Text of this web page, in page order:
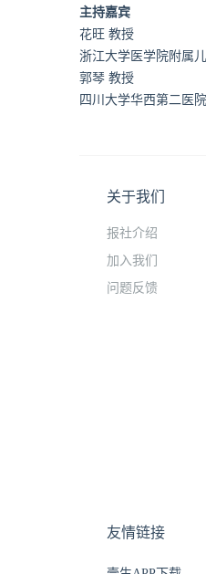
主持嘉宾
花旺 教授
浙江大学医学院附属
郭琴 教授
四川大学华西第二医
关于我们
报社介绍
加入我们
问题反馈
友情链接